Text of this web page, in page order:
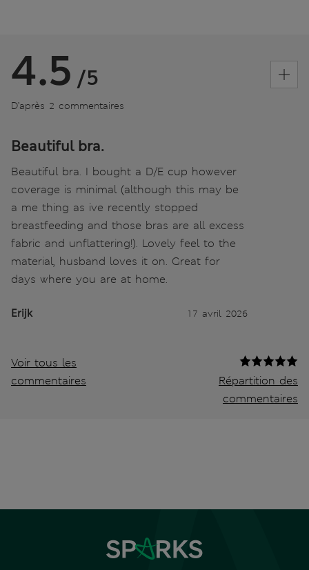
4.5 /5
D’après 2 commentaires
Beautiful bra.
Beautiful bra. I bought a D/E cup however
coverage is minimal (although this may be
a me thing as ive recently stopped
breastfeeding and those bras are all excess
fabric and unflattering!). Lovely feel to the
material, husband loves it on. Great for
days where you are at home.
Erijk 17 avril 2026
Voir tous les
commentaires
Répartition des
commentaires